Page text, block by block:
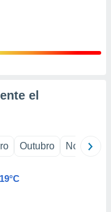
el
Outubro Novembro
19°C